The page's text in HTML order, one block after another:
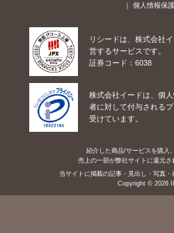
個人情報保
リシードは、株式会社
営するサービスです。
証券コード：6038
株式会社イードは、個
者に対して付与される
受けています。
紹介した商品/サービスを購入
売上の一部が弊社サイトに還元さ
当サイトに掲載の記事・見出し・写真・
Copyright © 2026